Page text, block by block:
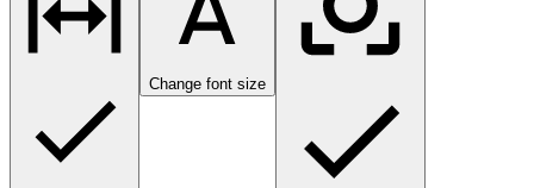
Change font size